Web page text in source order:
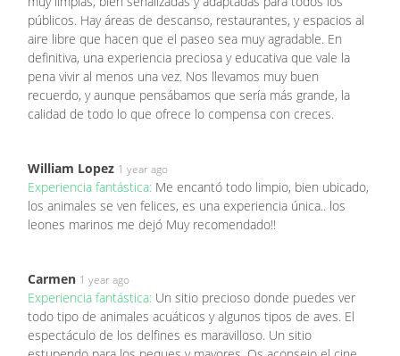
públicos. Hay áreas de descanso, restaurantes, y espacios al
aire libre que hacen que el paseo sea muy agradable. En
definitiva, una experiencia preciosa y educativa que vale la
pena vivir al menos una vez. Nos llevamos muy buen
recuerdo, y aunque pensábamos que sería más grande, la
calidad de todo lo que ofrece lo compensa con creces.
William Lopez 1 year ago
Experiencia fantástica: Me encantó todo limpio, bien ubicado,
los animales se ven felices, es una experiencia única.. los
leones marinos me dejó Muy recomendado!!
Carmen 1 year ago
Experiencia fantástica: Un sitio precioso donde puedes ver
todo tipo de animales acuáticos y algunos tipos de aves. El
espectáculo de los delfines es maravilloso. Un sitio